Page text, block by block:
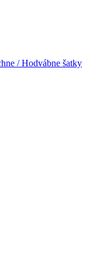
/ Hodvábne šatky